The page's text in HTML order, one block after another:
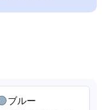
ブルー